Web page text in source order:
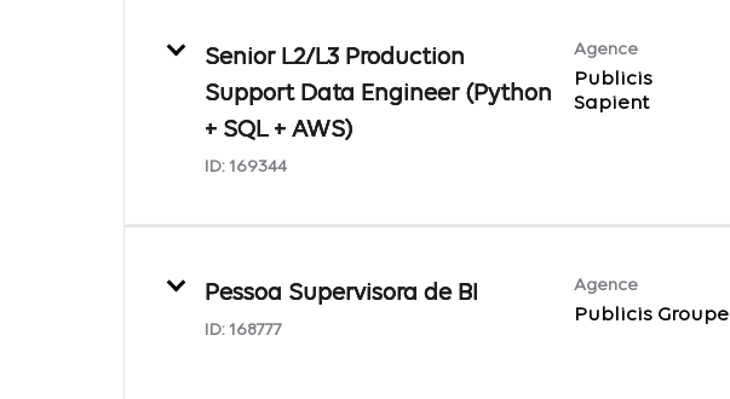
Senior L2/L3 Production
Support Data Engineer (Python
+ SQL + AWS)
ID: 169344
Agence
Publicis
Sapient
Pessoa Supervisora de BI
ID: 168777
Agence
Publicis Groupe